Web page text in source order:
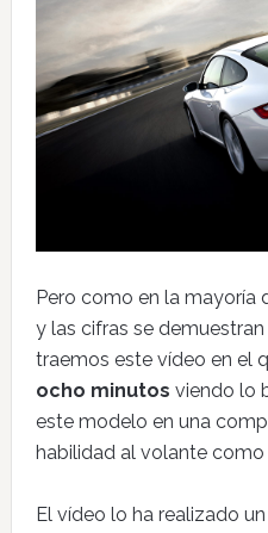
Pero como en la mayoría
y las cifras se
traemos este vídeo en el
ocho minutos viendo lo
este modelo en una
habilidad al volante como
El vídeo lo ha realizado